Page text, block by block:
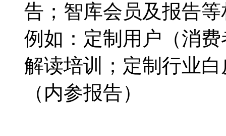
告；智库会员及报告
例如：定制用户（消
解读培训；定制行业
（内参报告）